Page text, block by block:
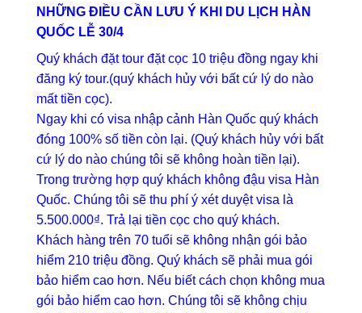
NHỮNG ĐIỀU CẦN LƯU Ý KHI DU LỊCH HÀN
QUỐC LỄ 30/4
Quý khách đặt tour đặt cọc 10 triệu đồng ngay khi
đăng ký tour.(quý khách hủy với bất cứ lý do nào
mất tiền cọc).
Ngay khi có visa nhập cảnh Hàn Quốc quý khách
đóng 100% số tiền còn lại. (Quý khách hủy với bất
cứ lý do nào chúng tôi sẽ không hoàn tiền lại).
Trong trường hợp quý khách không đậu visa Hàn
Quốc. Chúng tôi sẽ thu phí ý xét duyệt visa là
5.500.000₫. Trả lại tiền cọc cho quý khách.
Khách hàng trên 70 tuổi sẽ không nhận gói bảo
hiểm 210 triệu đồng. Quý khách sẽ phải mua gói
bảo hiểm cao hơn. Nếu biết cách chọn không mua
gói bảo hiểm cao hơn. Chúng tôi sẽ không chịu